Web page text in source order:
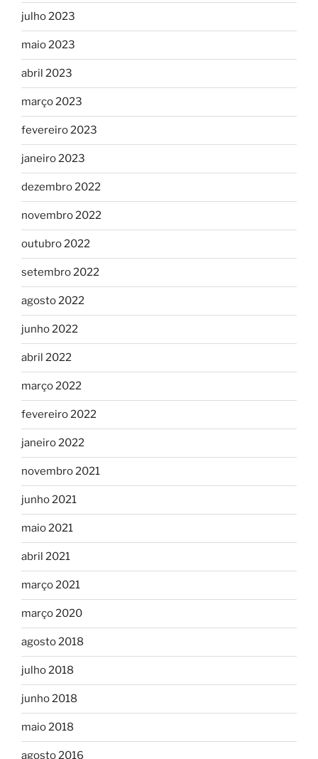
julho 2023
maio 2023
abril 2023
março 2023
fevereiro 2023
janeiro 2023
dezembro 2022
novembro 2022
outubro 2022
setembro 2022
agosto 2022
junho 2022
abril 2022
março 2022
fevereiro 2022
janeiro 2022
novembro 2021
junho 2021
maio 2021
abril 2021
março 2021
março 2020
agosto 2018
julho 2018
junho 2018
maio 2018
agosto 2016